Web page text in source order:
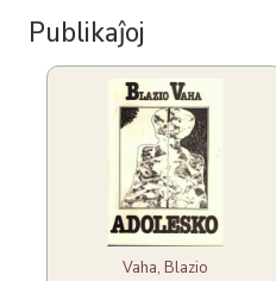
Publikaĵoj
Vaha, Blazio